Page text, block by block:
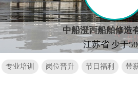
中船澄西船舶修造
江苏省 少于
专业培训 岗位晋升 节日福利 带